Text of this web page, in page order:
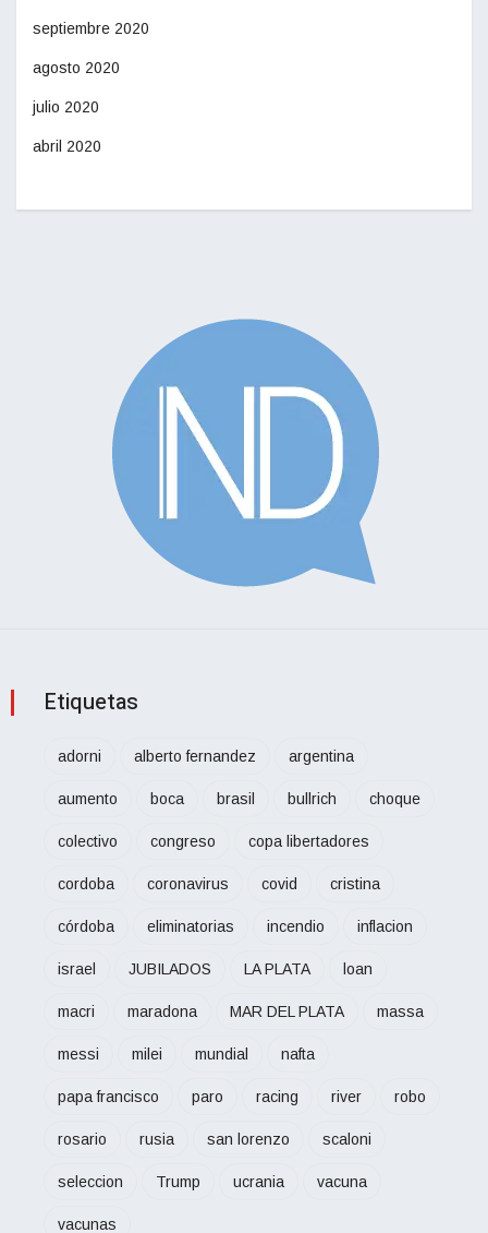
septiembre 2020
agosto 2020
julio 2020
abril 2020
Etiquetas
adorni alberto fernandez argentina
aumento boca brasil bullrich choque
colectivo congreso copa libertadores
cordoba coronavirus covid cristina
córdoba eliminatorias incendio inflacion
israel JUBILADOS LA PLATA loan
macri maradona MAR DEL PLATA massa
messi milei mundial nafta
papa francisco paro racing river robo
rosario rusia san lorenzo scaloni
seleccion Trump ucrania vacuna
vacunas